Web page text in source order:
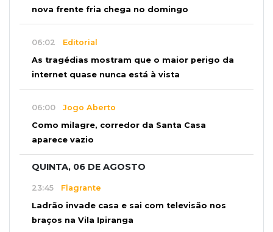
nova frente fria chega no domingo
06:02 Editorial
As tragédias mostram que o maior perigo da
internet quase nunca está à vista
06:00 Jogo Aberto
Como milagre, corredor da Santa Casa
aparece vazio
QUINTA, 06 DE AGOSTO
23:45 Flagrante
Ladrão invade casa e sai com televisão nos
braços na Vila Ipiranga